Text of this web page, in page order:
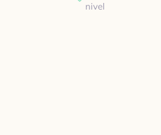
nivel